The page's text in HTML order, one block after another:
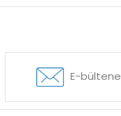
E-bültene